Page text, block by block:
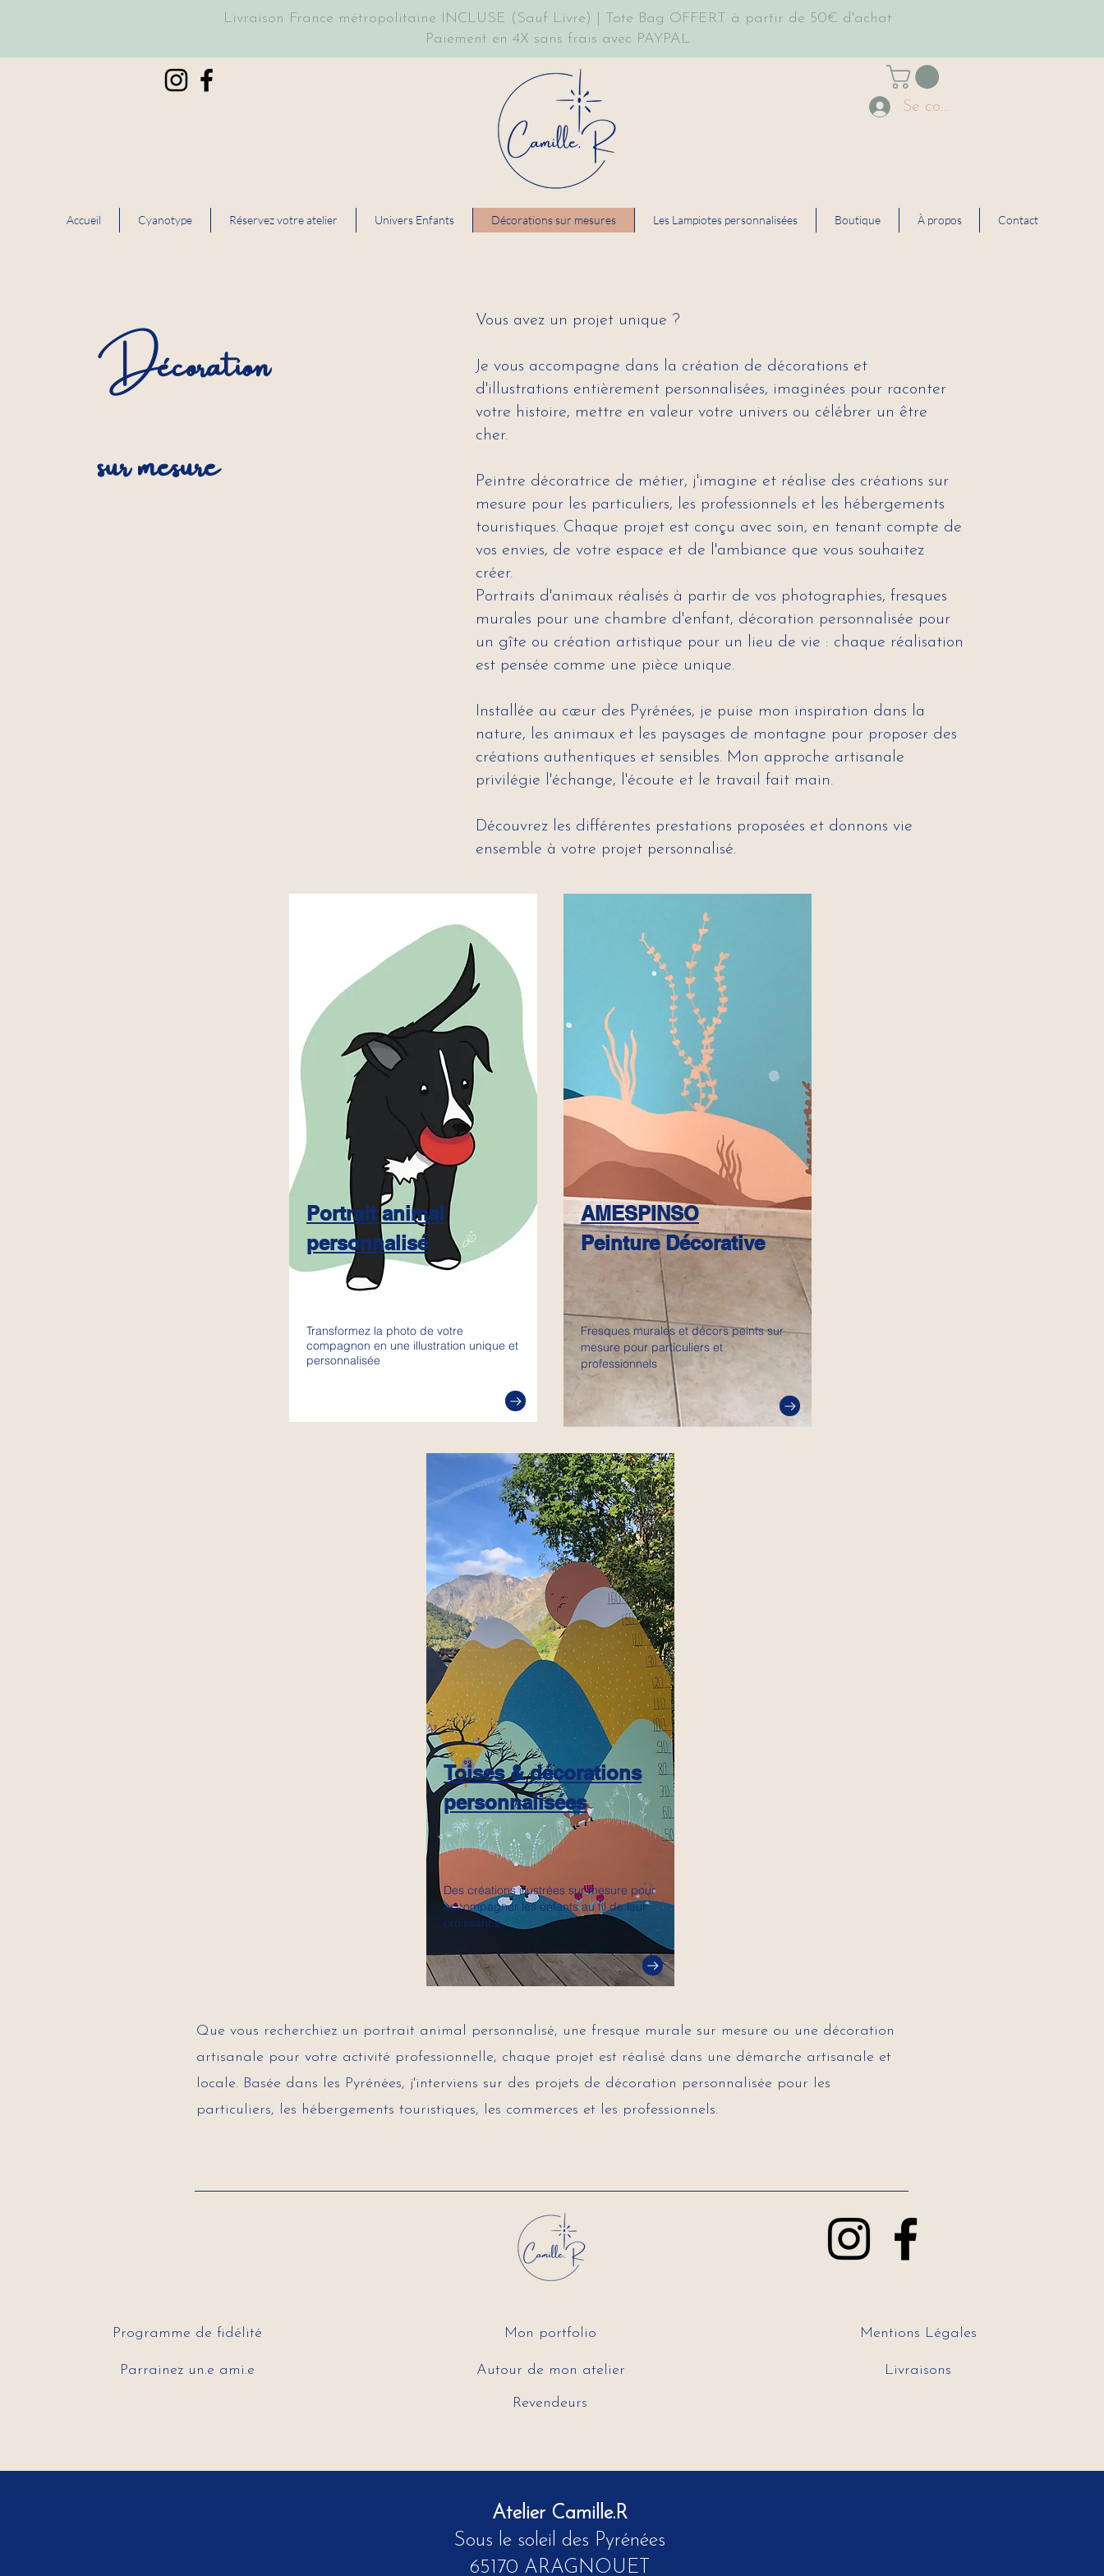
Livraison France métropolitaine INCLUSE (Sauf Livre) | Tote Bag OFFERT à partir de 50€ d'achat
Paiement en 4X sans frais avec PAYPAL
Se connecter
Accueil Cyanotype Réservez votre atelier Univers Enfants Décorations sur mesures Les Lampiotes personnalisées Boutique À propos Contact
Décoration
sur mesure
Vous avez un projet unique ?
Je vous accompagne dans la création de décorations et
d'illustrations entièrement personnalisées, imaginées pour raconter
votre histoire, mettre en valeur votre univers ou célébrer un être
cher.
Peintre décoratrice de métier, j'imagine et réalise des créations sur
mesure pour les particuliers, les professionnels et les hébergements
touristiques. Chaque projet est conçu avec soin, en tenant compte de
vos envies, de votre espace et de l'ambiance que vous souhaitez
créer.
Portraits d'animaux réalisés à partir de vos photographies, fresques
murales pour une chambre d'enfant, décoration personnalisée pour
un gîte ou création artistique pour un lieu de vie : chaque réalisation
est pensée comme une pièce unique.
Installée au cœur des Pyrénées, je puise mon inspiration dans la
nature, les animaux et les paysages de montagne pour proposer des
créations authentiques et sensibles. Mon approche artisanale
privilégie l'échange, l'écoute et le travail fait main.
Découvrez les différentes prestations proposées et donnons vie
ensemble à votre projet personnalisé.
Portrait animal
personnalisé
Transformez la photo de votre
compagnon en une illustration unique et
personnalisée
AMESPINSO
Peinture Décorative
Fresques murales et décors peints sur
mesure pour particuliers et
professionnels
Toises & décorations
personnalisées
Des créations illustrées sur mesure pour
accompagner les enfants au fil de leur
croissance
Que vous recherchiez un portrait animal personnalisé, une fresque murale sur mesure ou une décoration
artisanale pour votre activité professionnelle, chaque projet est réalisé dans une démarche artisanale et
locale. Basée dans les Pyrénées, j'interviens sur des projets de décoration personnalisée pour les
particuliers, les hébergements touristiques, les commerces et les professionnels.
Programme de fidélité
Parrainez un.e ami.e
Mon portfolio
Autour de mon atelier
Revendeurs
Mentions Légales
Livraisons
Atelier Camille.R
Sous le soleil des Pyrénées
65170 ARAGNOUET